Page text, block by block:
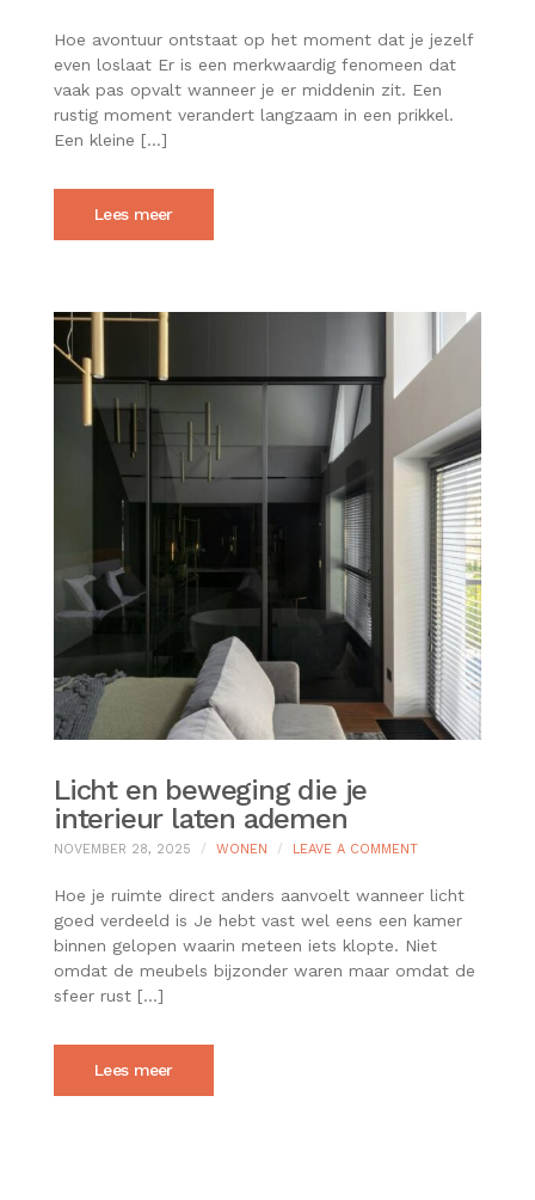
NIEUWE
ERVARINGEN
JE
LEVEN
ONVERWACHT
Hoe avontuur ontstaat op het moment dat je jezelf
even loslaat Er is een merkwaardig fenomeen dat
vaak pas opvalt wanneer je er middenin zit. Een
rustig moment verandert langzaam in een prikkel.
Een kleine […]
Lees meer
Licht en beweging die je
interieur laten ademen
NOVEMBER 28, 2025 WONEN LEAVE A COMMENTON
EN
DIE
JE
INTERIEUR
Hoe je ruimte direct anders aanvoelt wanneer licht
goed verdeeld is Je hebt vast wel eens een kamer
binnen gelopen waarin meteen iets klopte. Niet
omdat de meubels bijzonder waren maar omdat de
sfeer rust […]
Lees meer